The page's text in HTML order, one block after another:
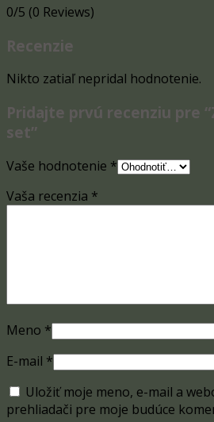
0/5 (0 Reviews)
Recenzie
Nikto zatiaľ nepridal hodnotenie.
Pridajte prvú recenziu pre
set”
Vaše hodnotenie *
Vaša recenzia *
Meno *
E-mail *
Uložiť moje meno, e-mail a
prehliadači pre moje budúce